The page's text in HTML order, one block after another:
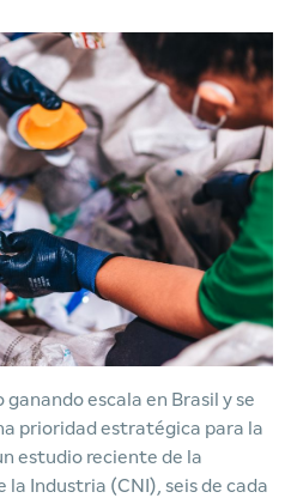
escala en Brasil y se
prioridad estratégica para la
estudio reciente de la
Industria (CNI), seis de cada